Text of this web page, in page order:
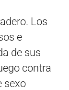
Los
e
de sus
contra
sexo